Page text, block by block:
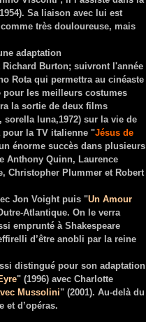
Sa liaison avec lui est
très douloureuse, mais
adaptation
Richard Burton; suivront l'année
Rota qui permettra au cinéaste
les meilleurs costumes
la sortie de deux films
sorella luna,1972) sur la vie de
pour la TV italienne "Jésus de
énorme succès dans plusieurs
Anthony Quinn, Laurence
Christopher Plummer et Robert
Jon Voight puis "Un Amour
Atlantique. On le verra
emprunté à Shakespeare
d’être anobli par la reine
distingué pour son adaptation
" (1996) avec Charlotte
Mussolini" (2001). Au-delà du
et d’opéras.